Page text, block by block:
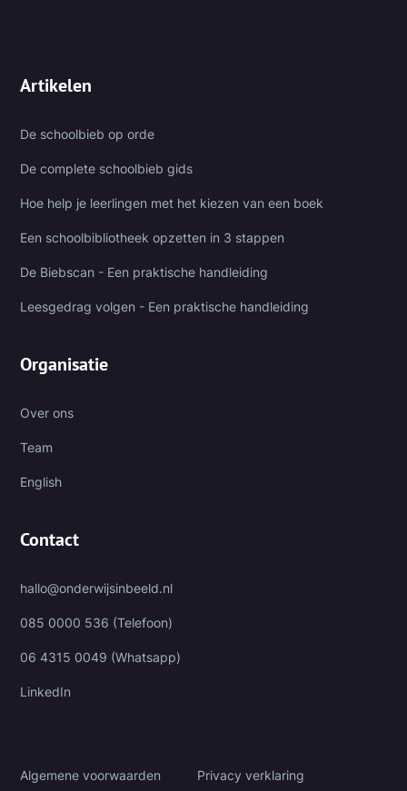
Artikelen
De schoolbieb op orde
De complete schoolbieb gids
Hoe help je leerlingen met het kiezen van een boek
Een schoolbibliotheek opzetten in 3 stappen
De Biebscan - Een praktische handleiding
Leesgedrag volgen - Een praktische handleiding
Organisatie
Over ons
Team
English
Contact
hallo@onderwijsinbeeld.nl
085 0000 536 (Telefoon)
06 4315 0049 (Whatsapp)
LinkedIn
Algemene voorwaarden Privacy verklaring